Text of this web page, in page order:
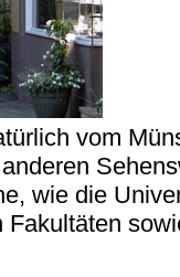
vom
wie die
Fakultäten